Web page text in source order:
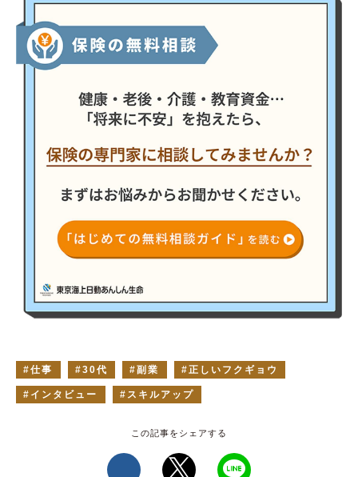
仕事 30代 副業 正しいフクギョウ
インタビュー スキルアップ